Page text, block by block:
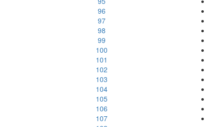
96
97
98
99
100
101
102
103
104
105
106
107